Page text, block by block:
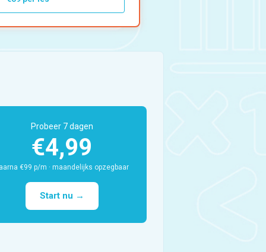
ons
Download de App
Tarieven
Vacatures
Probeer 7 dagen
€4,99
€99 p/m · maandelijks opzegbaar
Start nu →